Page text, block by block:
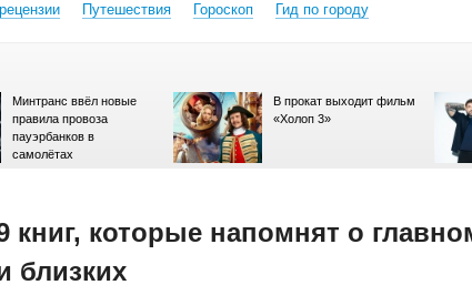
Путешествия Гороскоп Гид по городу
Минтранс ввёл новые
правила провоза
пауэрбанков в
самолётах
В прокат выходит фильм
«Холоп 3»
книг, которые напомнят о
близких